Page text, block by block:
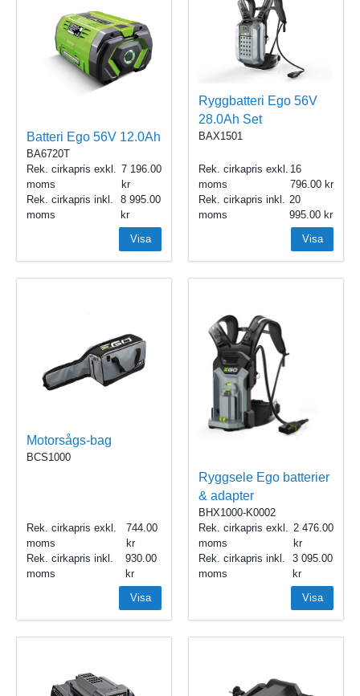
Batteri Ego 56V 12.0Ah
BA6720T
Rek. cirkapris exkl.
moms
7 196.00
Rek. cirkapris inkl.
moms
8 995.00
Visa
Ryggbatteri Ego 56V
28.0Ah Set
BAX1501
Rek. cirkapris exkl.
moms
16
796.00
Rek. cirkapris inkl.
moms
20
995.00
Visa
Motorsågs-bag
BCS1000
Rek. cirkapris exkl.
moms
744.00
Rek. cirkapris inkl.
moms
930.00
Visa
Ryggsele Ego batterier
& adapter
BHX1000-K0002
Rek. cirkapris exkl.
moms
2 476.00
Rek. cirkapris inkl.
moms
3 095.00
Visa